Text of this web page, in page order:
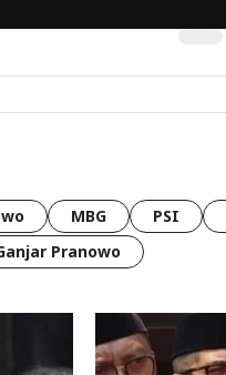
MBG PSI
Pranowo